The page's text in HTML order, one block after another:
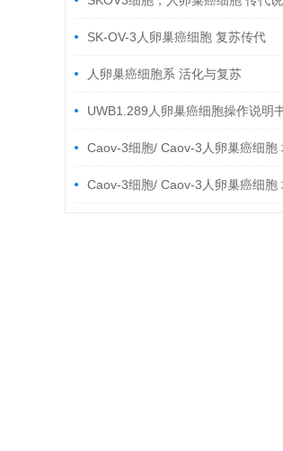
SK-OV-3人卵巢癌细胞 复苏传代
人卵巢癌细胞系 活化与复苏
UWB1.289人卵巢癌细胞操作说明
Caov-3细胞/ Caov-3人卵巢癌细胞
步骤Caov-3细胞/ Caov-3人卵巢癌细胞